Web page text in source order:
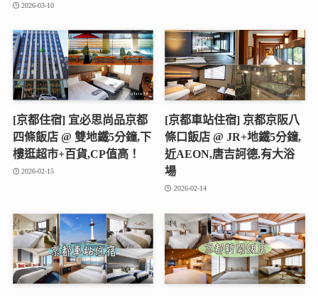
2026-03-10
[京都住宿] 宜必思尚品京都
四條飯店 @ 雙地鐵5分鐘,下
樓逛超市+百貨,CP值高！
2026-02-15
[京都車站住宿] 京都京阪八
條口飯店 @ JR+地鐵5分鐘,
近AEON,唐吉訶德,有大浴
場
2026-02-14